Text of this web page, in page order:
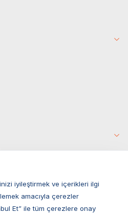
iyileştirmek ve içerikleri ilgi
amacıyla çerezler
Et” ile tüm çerezlere onay